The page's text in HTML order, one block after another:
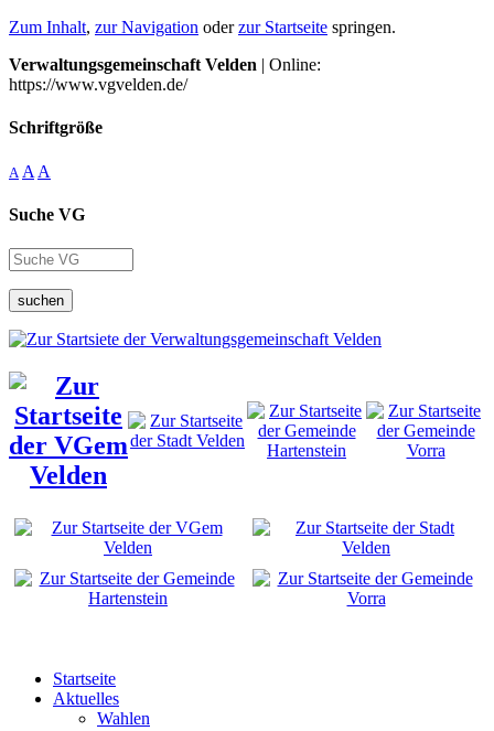
Zum Inhalt, zur Navigation oderzur Startseite springen.
Verwaltungsgemeinschaft Velden | Online:
https://www.vgvelden.de/
Schriftgröße
A A A
Suche VG
suchen
Startseite
Aktuelles
Wahlen